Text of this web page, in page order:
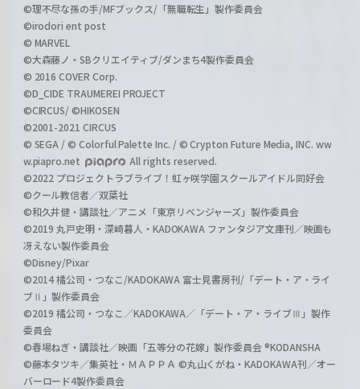
©理不尽な孫の手/MFブックス/「無職転生」製作委員会
©irodori ent post
© MARVEL
©大森藤ノ・SBクリエイティブ/ダンまち4製作委員会
© 2016 COVER Corp.
©D_CIDE TRAUMEREI PROJECT
©CIRCUS/ ©HIKOSEN
©2001-2021 CIRCUS
© SEGA / © Colorful Palette Inc. / © Crypton Future Media, INC. ww
w.piapro.net
All rights reserved.
©2022 プロジェクトラブライブ！虹ヶ咲学園スクールアイドル同好会
©クール教信者／双葉社
©和久井健・講談社／アニメ「東京リベンジャーズ」製作委員会
©2019 丸戸史明・深崎暮人・KADOKAWA ファンタジア文庫刊／映画も
冴えない製作委員会
©Disney/Pixar
©2014 橘公司・つなこ/KADOKAWA 富士見書房刊/「デート・ア・ライ
ブⅡ」製作委員会
©2019 橘公司・つなこ／KADOKAWA／「デート・ア・ライブⅢ」製作
委員会
©春場ねぎ・講談社／映画「五等分の花嫁」製作委員会 ®KODANSHA
©藤本タツキ／集英社・ＭＡＰＰＡ ©丸山くがね・KADOKAWA刊／オー
バーロード4製作委員会